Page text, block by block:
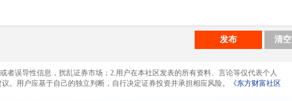
发布 清空
者误导性信息，扰乱证券市场；2.用户在本社区发表的所有资料、言论等仅代表个人
。用户应基于自己的独立判断，自行决定证券投资并承担相应风险。
《东方财富社区